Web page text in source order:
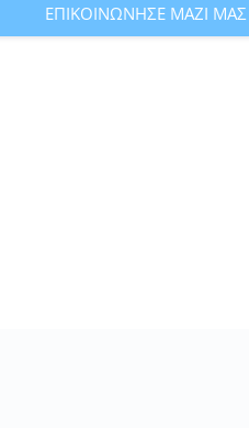
ΕΠΙΚΟΙΝΩΝΗΣΕ ΜΑΖΙ ΜΑΣ